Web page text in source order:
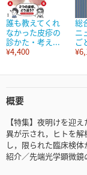
誰も教えてくれ
なかった皮疹の
診かた・考え...
¥4,400
総
ニ
ご
概要
【特集】夜明けを迎
異が示され，ヒトを
し，限られた臨床検
紹介／先端光学顕微鏡